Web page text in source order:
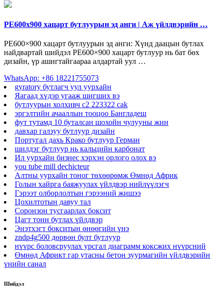
PE600x900 хацарт бутлуурын эд анги | Аж үйлдвэрийн …
PE600×900 хацарт бутлуурын эд анги: Хүнд даацын бутлах
найдвартай шийдэл PE600×900 хацарт бутлуур нь бат бөх
дизайн, үр ашигтайгаараа алдартай уул …
WhatsApp: +86 18221755073
gyratory бутлагч уул уурхайн
Яагаад хүдэр угааж шигших вэ
бутлуурын холхивч c2 223322 cak
эргэлтийн ачааллын тооцоо Бангладеш
фут тутамд 10 буталсан шохойн чулууны жин
давхар галзуу бутлуур дизайн
Португал дахь Крако бутлуур Герман
шилдэг бутлуур нь кальцийн карбонат
Ил уурхайн бизнес хэрхэн орлого олох вэ
you tube mill dechicteur
Алтны уурхайн тоног төхөөрөмж Өмнөд Африк
Голын хайрга баяжуулах үйлдвэр нийлүүлэгч
Гэрээт олборлолтын гэрээний жишээ
Цохилтотын давуу тал
Соронзон тусгаарлах боксит
Цагт тонн бутлах үйлдвэр
Энэтхэгт бокситын өнөөгийн үнэ
zndp4g500 дөрвөн булт бутлуур
нүүрс боловсруулах урсгал диаграмм коксжих нүүрсний
Өмнөд Африкт гар утасны бетон зуурмагийн үйлдвэрийн
үнийн санал
Шийдэл